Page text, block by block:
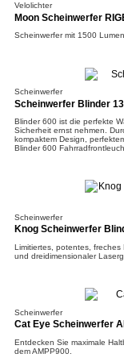
Velolichter
Moon Scheinwerfer
Scheinwerfer mit 1500
Scheinwerfer
Scheinwerfer Blinder
Blinder 600 ist die perfekte
Sicherheit ernst nehmen.
kompaktem Design,
Blinder 600
Scheinwerfer
Knog Scheinwerfer
Limitiertes, potentes, freches
und dreidimensionaler
Scheinwerfer
Cat Eye Scheinwerfer
Entdecken Sie maximale
dem AMPP900.